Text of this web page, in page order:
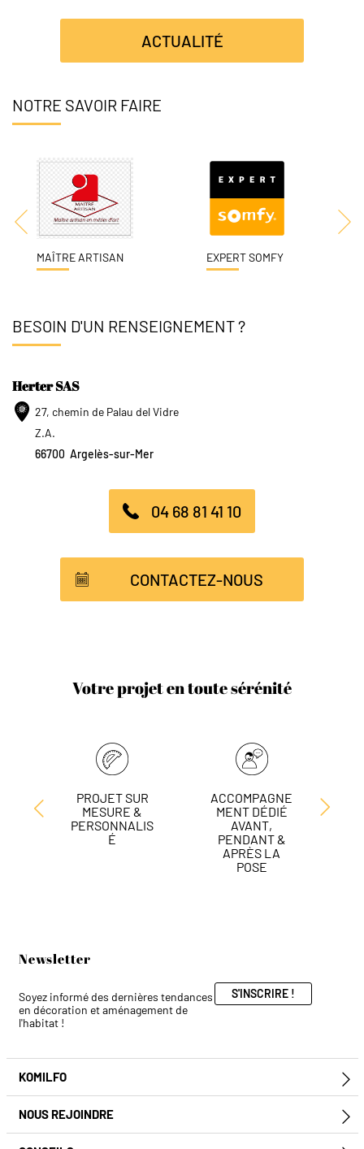
ACTUALITÉ
NOTRE SAVOIR FAIRE
MAÎTRE ARTISAN EXPERT SOMFY
BESOIN D'UN RENSEIGNEMENT ?
Herter SAS
27, chemin de Palau del Vidre
Z.A.
66700 Argelès-sur-Mer
04 68 81 41 10
CONTACTEZ-NOUS
Votre projet en toute sérénité
PROJET SUR
MESURE &
PERSONNALIS
É
ACCOMPAGNE
MENT DÉDIÉ
AVANT,
PENDANT &
APRÈS LA
POSE
Newsletter
Soyez informé des dernières tendances
en décoration et aménagement de
l'habitat !
S'INSCRIRE !
KOMILFO
NOUS REJOINDRE